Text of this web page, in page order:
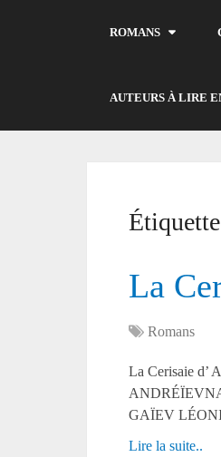
ROMANS
AUTEURS À LIRE
La
Romans
La Cerisaie
GAÏEV
Lire la suite..